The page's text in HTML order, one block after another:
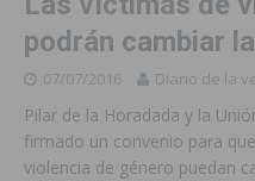
podrán cambiar
07/07/2016 Diario de la
Pilar de la Horadada y la
firmado un convenio para
violencia de género puedan